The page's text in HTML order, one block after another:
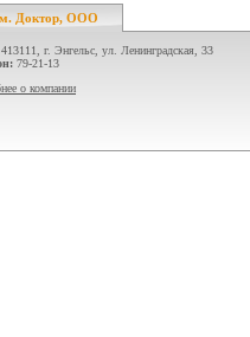
Доктор, ООО
413111, г. Энгельс, ул. Ленинградская, 33
79-21-13
о компании